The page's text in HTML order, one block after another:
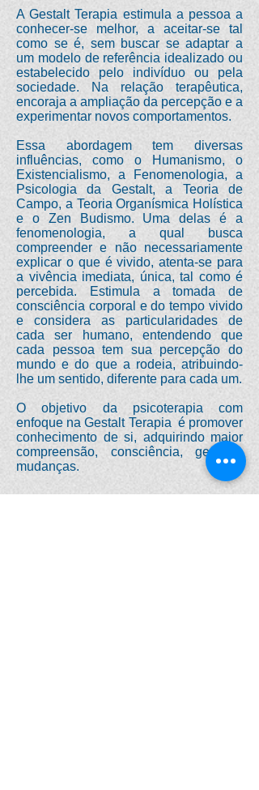
A Gestalt Terapia estimula a pessoa a
conhecer-se melhor, a aceitar-se tal
como se é, sem buscar se adaptar a
um modelo de referência idealizado ou
estabelecido pelo indivíduo ou pela
sociedade. Na relação terapêutica,
encoraja a ampliação da percepção e a
experimentar novos comportamentos.
Essa abordagem tem diversas
influências, como o Humanismo, o
Existencialismo, a Fenomenologia, a
Psicologia da Gestalt, a Teoria de
Campo, a Teoria Organísmica Holística
e o Zen Budismo. Uma delas é a
fenomenologia, a qual busca
compreender e não necessariamente
explicar o que é vivido, atenta-se para
a vivência imediata, única, tal como é
percebida. Estimula a tomada de
consciência corporal e do tempo vivido
e considera as particularidades de
cada ser humano, entendendo que
cada pessoa tem sua percepção do
mundo e do que a rodeia, atribuindo-
lhe um sentido, diferente para cada um.
O objetivo da psicoterapia com
enfoque na Gestalt Terapia é promover
conhecimento de si, adquirindo maior
compreensão, consciência, gerando
mudanças.